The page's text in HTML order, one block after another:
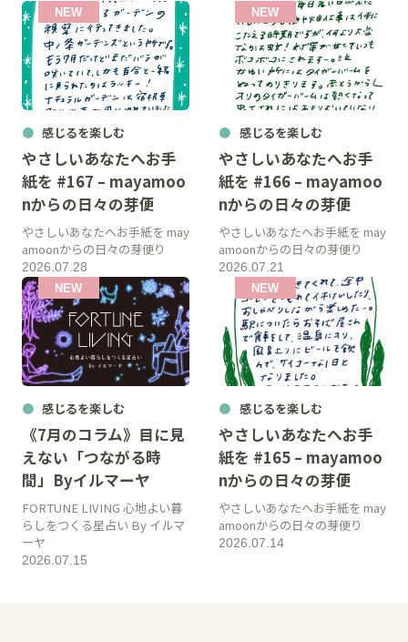
感じるを楽しむ
やさしいあなたへお手
紙を #167 – mayamoo
nからの日々の芽便
2026.07.28
やさしいあなたへお手紙を may
amoonからの日々の芽便り
感じるを楽しむ
やさしいあなたへお手
紙を #166 – mayamoo
nからの日々の芽便
2026.07.21
やさしいあなたへお手紙を may
amoonからの日々の芽便り
感じるを楽しむ
《7月のコラム》目に見
えない「つながる時
間」Byイルマーヤ
2026.07.15
FORTUNE LIVING 心地よい暮
らしをつくる星占い By イルマ
ーヤ
感じるを楽しむ
やさしいあなたへお手
紙を #165 – mayamoo
nからの日々の芽便
2026.07.14
やさしいあなたへお手紙を may
amoonからの日々の芽便り